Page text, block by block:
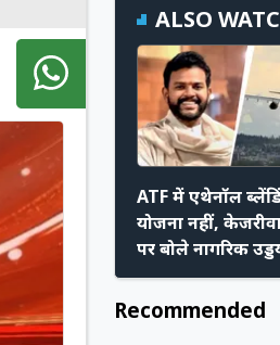
ALSO
ATF में एथेनॉल
योजना नहीं,
पर बोले नागरिक
Recommended